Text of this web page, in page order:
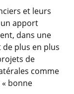
et leurs
apport
dans une
plus en plus
de
comme
bonne